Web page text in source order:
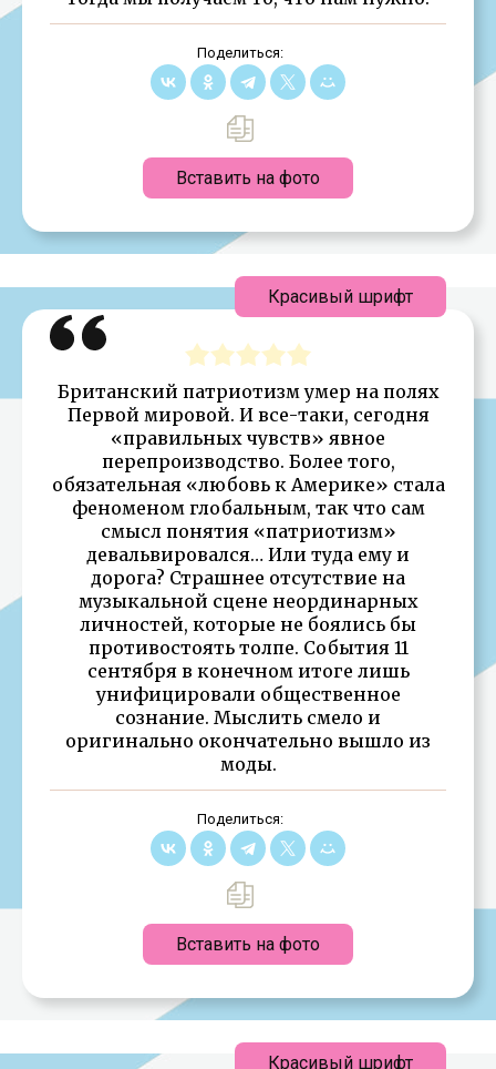
Поделиться:
Вставить на фото
Британский патриотизм умер на полях
Первой мировой. И все-таки, сегодня
«правильных чувств» явное
перепроизводство. Более того,
обязательная «любовь к Америке» стала
феноменом глобальным, так что сам
смысл понятия «патриотизм»
девальвировался… Или туда ему и
дорога? Страшнее отсутствие на
музыкальной сцене неординарных
личностей, которые не боялись бы
противостоять толпе. События 11
сентября в конечном итоге лишь
унифицировали общественное
сознание. Мыслить смело и
оригинально окончательно вышло из
моды.
Поделиться:
Вставить на фото
Красивый шрифт
Красивый шрифт